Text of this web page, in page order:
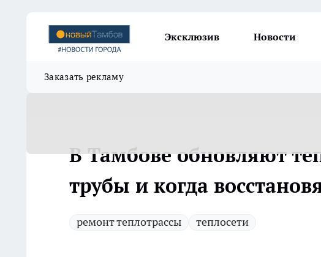
Эксклюзив Новости
Заказать рекламу
В Тамбове обновляют
трубы и когда
ремонт теплотрассы теплосети